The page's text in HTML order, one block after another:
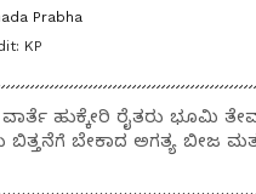
Prabha
KP
ವಾರ್ತೆ ಹುಕ್ಕೇರಿ ರೈತರು ಭೂಮಿ
ಬೇಕಾದ ಅಗತ್ಯ ಬೀಜ